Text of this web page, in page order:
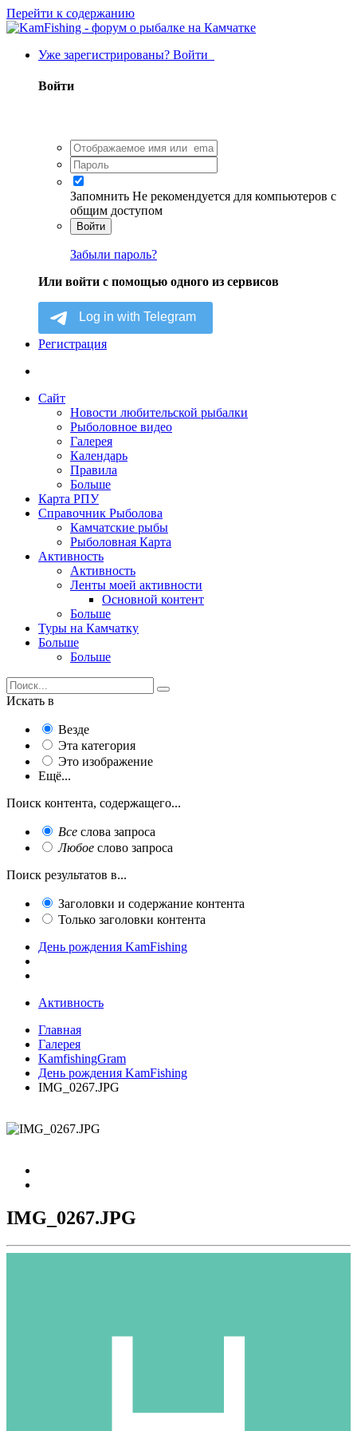
Перейти к содержанию
Уже зарегистрированы? Войти
Войти
Запомнить Не рекомендуется для компьютеров с
общим доступом
Войти
Забыли пароль?
Или войти с помощью одного из сервисов
Регистрация
Сайт
Новости любительской рыбалки
Рыболовное видео
Галерея
Календарь
Правила
Больше
Карта РПУ
Справочник Рыболова
Камчатские рыбы
Рыболовная Карта
Активность
Активность
Ленты моей активности
Основной контент
Больше
Туры на Камчатку
Больше
Больше
Искать в
Везде
Эта категория
Это изображение
Ещё...
Поиск контента, содержащего...
Все слова запроса
Любое слово запроса
Поиск результатов в...
Заголовки и содержание контента
Только заголовки контента
День рождения KamFishing
Активность
Главная
Галерея
KamfishingGram
День рождения KamFishing
IMG_0267.JPG
IMG_0267.JPG